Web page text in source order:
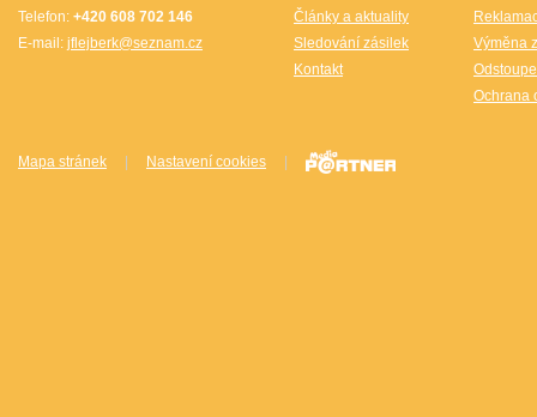
Telefon: +420 608 702 146
E-mail: jflejberk@seznam.cz
Články a aktuality
Sledování zásilek
Kontakt
Výměna
Ochrana
Mapa stránek Nastavení cookies